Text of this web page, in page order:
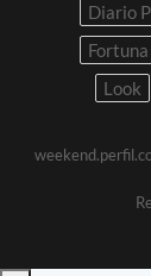
Diario
Fortuna
Look